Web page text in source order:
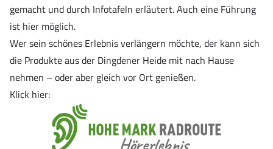
gemacht und durch Infotafeln erläutert. Auch eine Führung
ist hier möglich.
Wer sein schönes Erlebnis verlängern möchte, der kann sich
die Produkte aus der Dingdener Heide mit nach Hause
nehmen – oder aber gleich vor Ort genießen.
Klick hier: